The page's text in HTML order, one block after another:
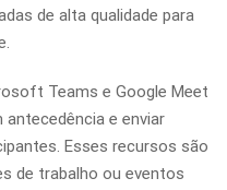
de alta qualidade para
Teams e Google Meet
e enviar
Esses recursos são
de trabalho ou eventos